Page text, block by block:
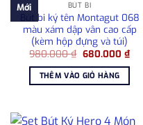
Mới BÚT BI
Bút bi ký tên Montagut 068
màu xám dập vân cao cấp
(kèm hộp đựng và túi)
980.000₫ Giá
là:
980.000 ₫.
680.000 ₫Giá
hiện
THÊM VÀO GIỎ HÀNG